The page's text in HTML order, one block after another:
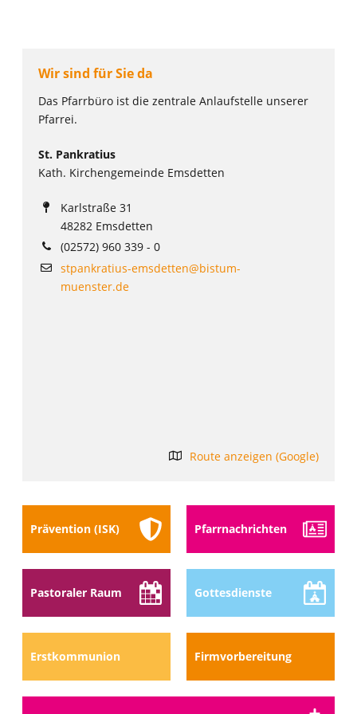
Wir sind für Sie da
Das Pfarrbüro ist die zentrale Anlaufstelle unserer
Pfarrei.
St. Pankratius
Kath. Kirchengemeinde Emsdetten
Karlstraße 31
48282 Emsdetten
(02572) 960 339 - 0
stpankratius-emsdetten@bistum-
muenster.de
Route anzeigen (Google)
Prävention (ISK) Pfarr­nach­richten
Pastoraler Raum Gottes­dienste
Erstkommunion Firmvorbereitung